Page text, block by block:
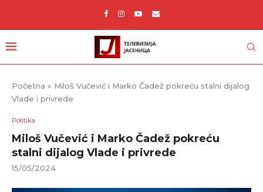
Početna » Miloš Vučević i Marko Čadež pokreću stalni dijalog
Vlade i privrede
Politika
Miloš Vučević i Marko Čadež pokreću
stalni dijalog Vlade i privrede
15/05/2024